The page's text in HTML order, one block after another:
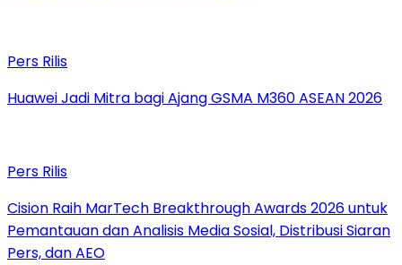
Pers Rilis
Huawei Jadi Mitra bagi Ajang GSMA M360 ASEAN 2026
Pers Rilis
Cision Raih MarTech Breakthrough Awards 2026 untuk
Pemantauan dan Analisis Media Sosial, Distribusi Siaran
Pers, dan AEO